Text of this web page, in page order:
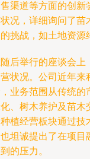
渠道等方面的创新
况，详细询问了苗
挑战，如土地资源
后举行的座谈会上
状况。公司近年来
业务范围从传统的
、树木养护及苗木
植经营板块通过技
坦诚提出了在项目
的压力。